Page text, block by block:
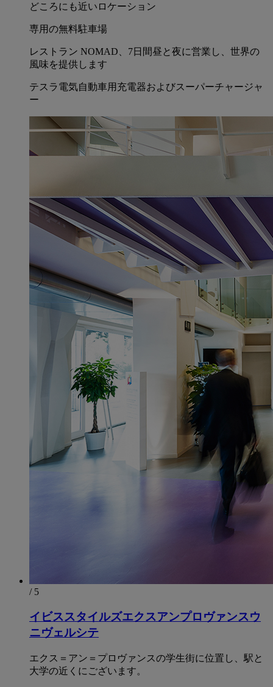
どころにも近いロケーション
専用の無料駐車場
レストラン NOMAD、7日間昼と夜に営業し、世界の
風味を提供します
テスラ電気自動車用充電器およびスーパーチャージャ
ー
/ 5
イビススタイルズエクスアンプロヴァンスウ
ニヴェルシテ
エクス＝アン＝プロヴァンスの学生街に位置し、駅と
大学の近くにございます。